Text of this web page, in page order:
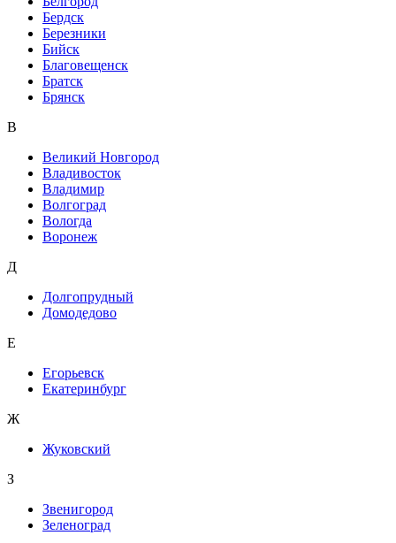
Бердск
Березники
Бийск
Благовещенск
Братск
Брянск
В
Великий Новгород
Владивосток
Владимир
Волгоград
Вологда
Воронеж
Д
Долгопрудный
Домодедово
Е
Егорьевск
Екатеринбург
Ж
Жуковский
З
Звенигород
Зеленоград